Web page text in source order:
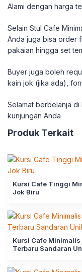
Alami dengan harga
Selain Stul Cafe
Anda juga bisa order
pakaian hingga set
Buyer juga boleh
kain jok (jika ada),
Selamat berbelanja di
kunjungan Anda
Produk Terkait
Kursi Cafe Tinggi
Jok Biru
Kursi Cafe Minimalis
Terbaru Sandaran